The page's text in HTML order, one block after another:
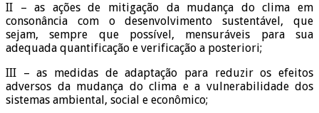
II – as ações de mitigação da mudança do clima em
consonância com o desenvolvimento sustentável, que
sejam, sempre que possível, mensuráveis para sua
adequada quantificação e verificação a posteriori;
III – as medidas de adaptação para reduzir os efeitos
adversos da mudança do clima e a vulnerabilidade dos
sistemas ambiental, social e econômico;